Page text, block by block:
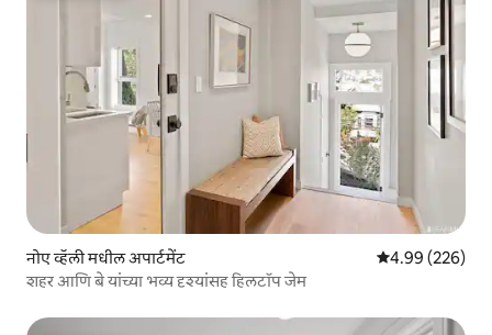
नोए व्हॅली मधील अपार्टमेंट 5 पैकी 4.99
4.99 (226)
शहर आणि बे यांच्या भव्य दृश्यांसह हिलटॉप जेम